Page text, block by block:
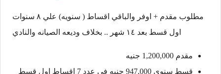
مطلوب مقدم + اوفر والباقي اقساط ( سنويه) علي ٨ سنوات
اول قسط بعد ١٤ شهر .. بخلاف وديعه الصيانه والنادي
مقدم 1,200,000 جنيه
قسط سنوي 947,000 جنيه في عدد 7 اقساط اول قسط